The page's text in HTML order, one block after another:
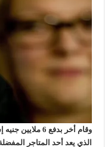
وقام أخر بدفع 6
الذي يعد أحد المتاجر